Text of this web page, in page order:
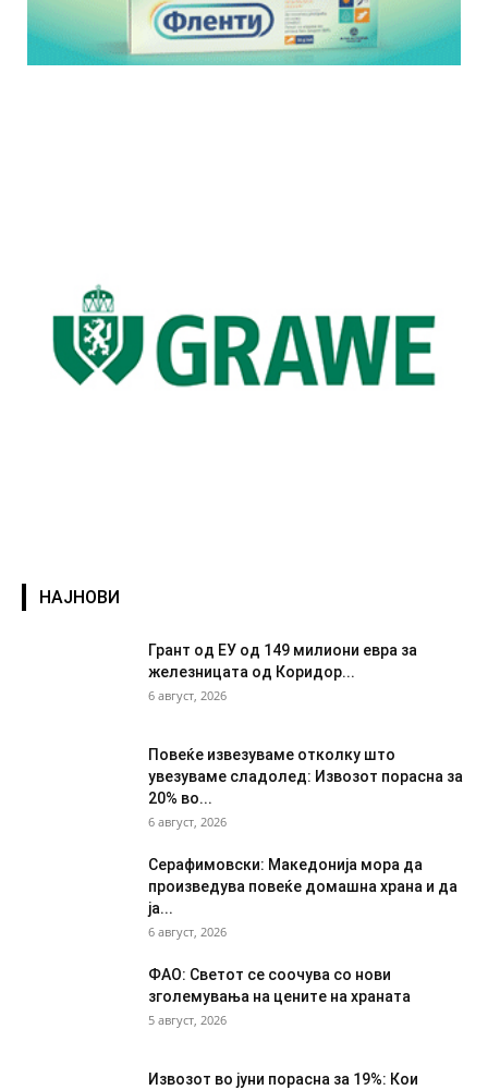
НАЈНОВИ
Грант од ЕУ од 149 милиони евра за
железницата од Коридор...
6 август, 2026
Повеќе извезуваме отколку што
увезуваме сладолед: Извозот порасна за
20% во...
6 август, 2026
Серафимовски: Македонија мора да
произведува повеќе домашна храна и да
ја...
6 август, 2026
ФАО: Светот се соочува со нови
зголемувања на цените на храната
5 август, 2026
Извозот во јуни порасна за 19%: Кои